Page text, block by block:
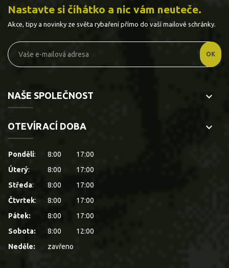
Nastavte si číhátko a nic vám neuteče.
Akce, tipy a novinky ze světa rybaření přímo do vaší mailové schránky.
NAŠE SPOLEČNOST keyboard_arrow_down
OTEVÍRACÍ DOBA keyboard_arrow_down
Pondělí: 8:00
17:00
Úterý: 8:00
17:00
Středa: 8:00
17:00
Čtvrtek: 8:00
17:00
Pátek:
8:00
17:00
Sobota:
8:00
12:00
Neděle:
zavřeno